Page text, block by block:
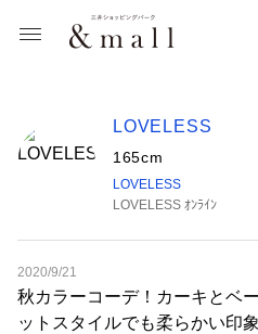
LOVELESS
165cm
LOVELESS
LOVELESS ｵﾝﾗｲﾝ
2020/9/21
秋カラーコーデ！カーキとベ
ットスタイルでも柔らかい印象